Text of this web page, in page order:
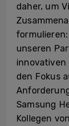
daher, um
unseren
innovativen
den Fokus
Samsung
Kollegen